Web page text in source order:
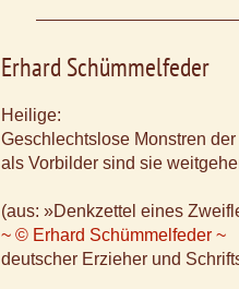
Erhard Schümmelfeder
Heilige:
Geschlechtslose Monstren
als Vorbilder sind sie
(aus: »Denkzettel eines
~ © Erhard Schümmelfeder ~
deutscher Erzieher und